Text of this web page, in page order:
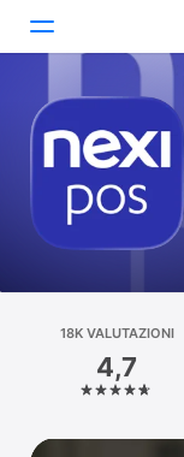
Giochi
App
Piattaforma
iPhone
iPad
18K VALUTAZIONI
4,7